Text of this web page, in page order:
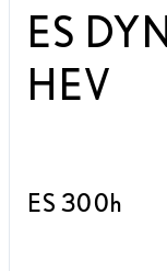
ES
HEV
ES 300h